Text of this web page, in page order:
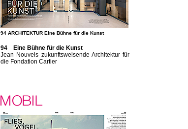
94 ARCHITEKTUR Eine Bühne für die Kunst
94 Eine Bühne für die Kunst
Jean Nouvels zukunftsweisende Architektur für
die Fondation Cartier